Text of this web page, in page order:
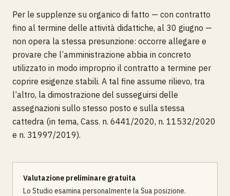
Per le supplenze su organico di fatto — con contratto
fino al termine delle attività didattiche, al 30 giugno —
non opera la stessa presunzione: occorre allegare e
provare che l’amministrazione abbia in concreto
utilizzato in modo improprio il contratto a termine per
coprire esigenze stabili. A tal fine assume rilievo, tra
l’altro, la dimostrazione del susseguirsi delle
assegnazioni sullo stesso posto e sulla stessa
cattedra (in tema, Cass. n. 6441/2020, n. 11532/2020
e n. 31997/2019).
Valutazione preliminare gratuita
Lo Studio esamina personalmente la Sua posizione.